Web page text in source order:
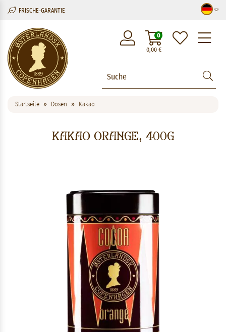
FRISCHE-GARANTIE
0,00€
0
Startseite Dosen Kakao
Kakao Orange, 400g